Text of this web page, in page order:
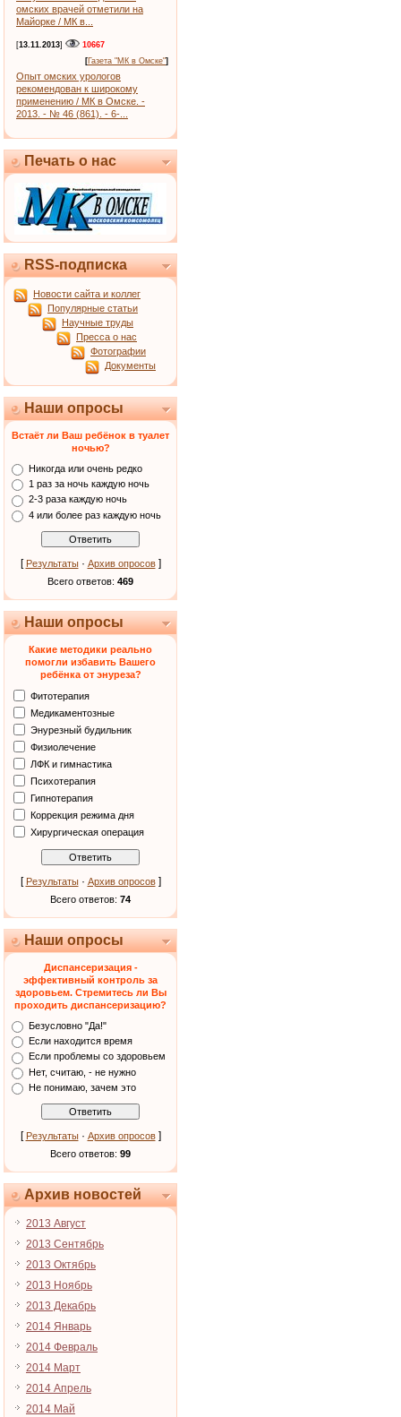
омских врачей отметили на
Майорке / МК в...
[13.11.2013]
10667
[Газета "МК в Омске"]
Опыт омских урологов
рекомендован к широкому
применению / МК в Омске. -
2013. - № 46 (861). - 6-...
Печать о нас
RSS-подписка
Новости сайта и коллег
Популярные статьи
Научные труды
Пресса о нас
Фотографии
Документы
Наши опросы
Встаёт ли Ваш ребёнок в туалет
ночью?
Никогда или очень редко
1 раз за ночь каждую ночь
2-3 раза каждую ночь
4 или более раз каждую ночь
[ Результаты· Архив опросов]
Всего ответов: 469
Наши опросы
Какие методики реально
помогли избавить Вашего
ребёнка от энуреза?
Фитотерапия
Медикаментозные
Энурезный будильник
Физиолечение
ЛФК и гимнастика
Психотерапия
Гипнотерапия
Коррекция режима дня
Хирургическая операция
[ Результаты· Архив опросов]
Всего ответов: 74
Наши опросы
Диспансеризация -
эффективный контроль за
здоровьем. Стремитесь ли Вы
проходить диспансеризацию?
Безусловно "Да!"
Если находится время
Если проблемы со здоровьем
Нет, считаю, - не нужно
Не понимаю, зачем это
[ Результаты· Архив опросов]
Всего ответов: 99
Архив новостей
2013 Август
2013 Сентябрь
2013 Октябрь
2013 Ноябрь
2013 Декабрь
2014 Январь
2014 Февраль
2014 Март
2014 Апрель
2014 Май